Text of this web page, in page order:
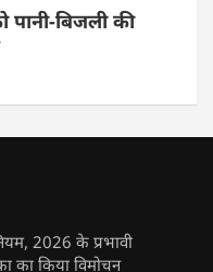
पानी-बिजली की
2026 के प्रभावी
का किया विमोचन